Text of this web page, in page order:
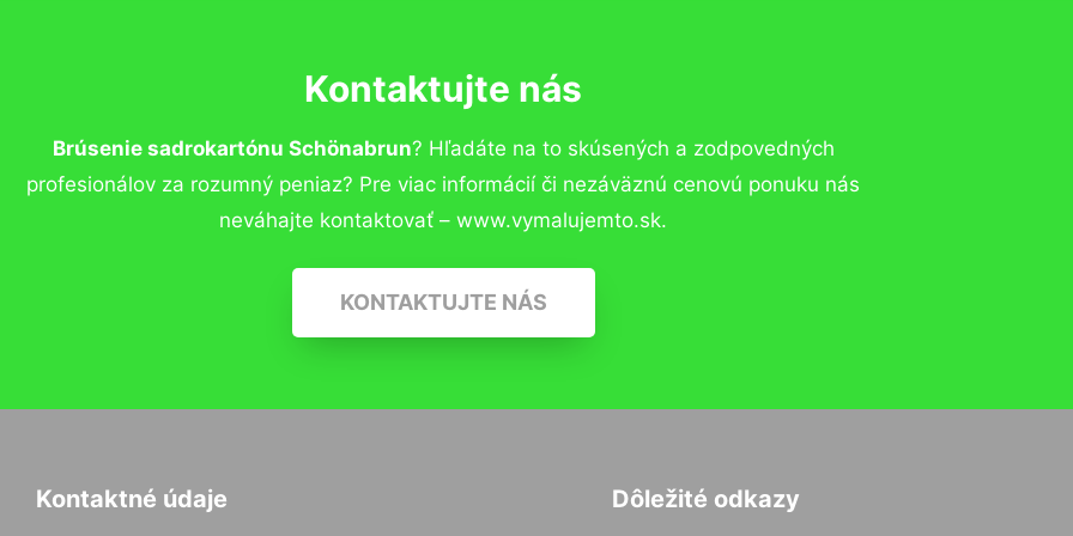
Kontaktujte nás
Brúsenie sadrokartónu Schönabrun? Hľadáte na to skúsených a zodpovedných
profesionálov za rozumný peniaz? Pre viac informácií či nezáväznú cenovú ponuku nás
neváhajte kontaktovať – www.vymalujemto.sk.
KONTAKTUJTE NÁS
Kontaktné údaje Dôležité odkazy